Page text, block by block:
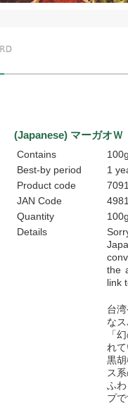
(Japanese) マーガオ
Contains
Best-by period
1
Product code
JAN Code
Quantity
Details
the
link
台
な
「
れ
黒
ス
ふ
プ